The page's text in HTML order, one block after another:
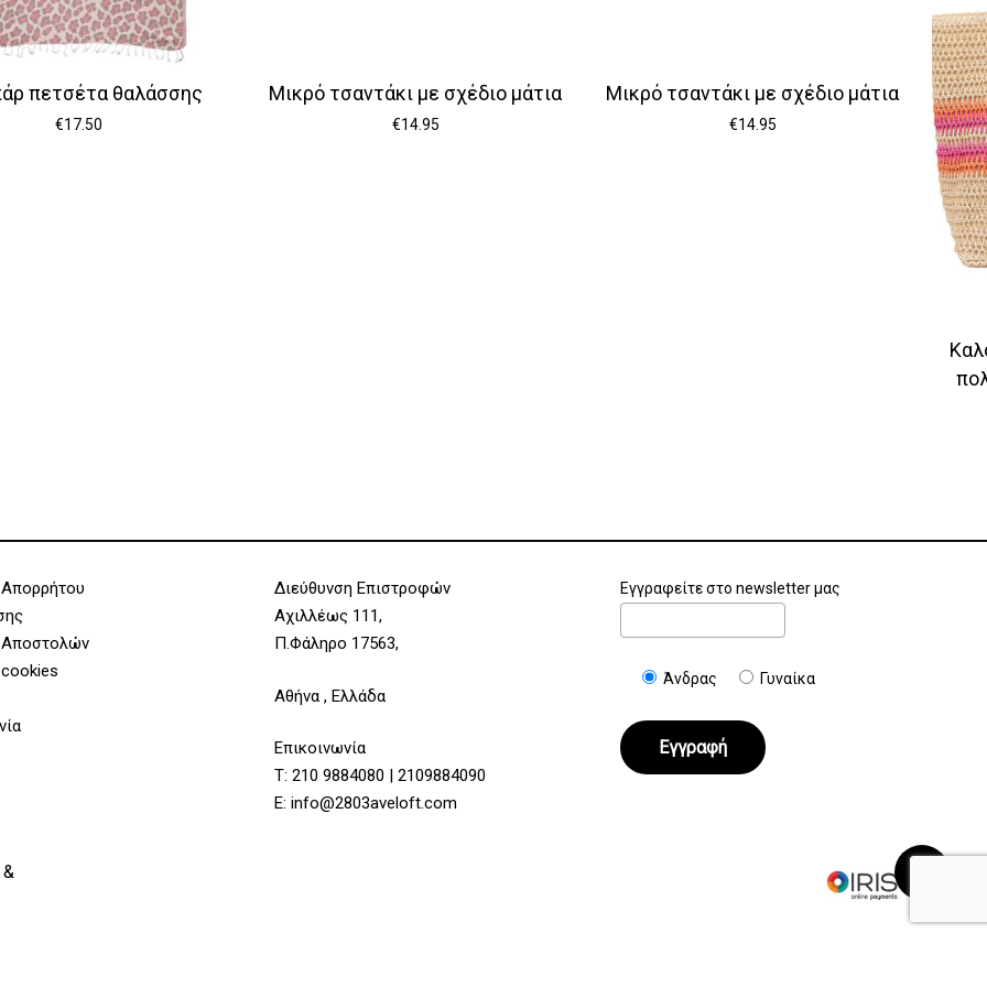
Υποσύνολο:
πετσέτα θαλάσσης
€17.50
Μικρό τσαντάκι με σχέδιο μάτια
€14.95
Μικρό τσαντάκι με σχέδιο μάτια
€14.95
Αποστολών
Διεύθυνση Επιστροφών
Αχιλλέως 111,
Π.Φάληρο 17563,
Αθήνα , Ελλάδα
Επικοινωνία
Τ: 210 9884080 | 2109884090
E: info@2803aveloft.com
Εγγραφείτε στο newsletter μας
Άνδρας Γυναίκα